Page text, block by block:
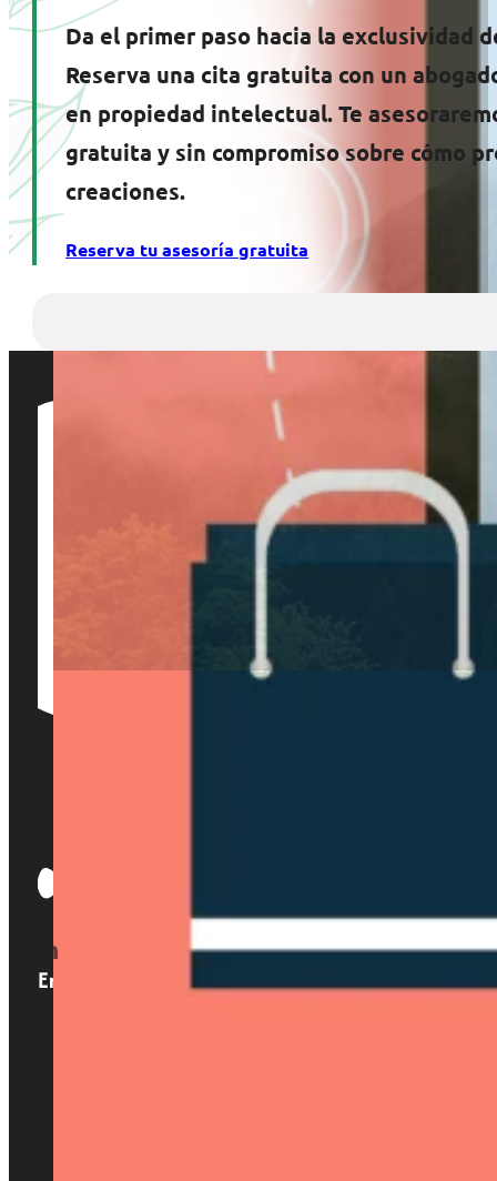
Da el primer paso hacia la exclusividad
Reserva una cita gratuita con un
en propiedad intelectual. Te
gratuita y sin compromiso sobre cómo
creaciones.
Reserva tu asesoría gratuita
Enlaces